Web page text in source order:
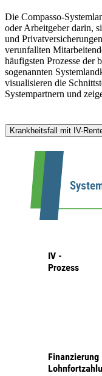
Die Compasso-
oder Arbeitgeber darin,
und
verunfallten
häufigsten Prozesse der
sogenannten
visualisieren die
Systempartnern und
Krankheitsfall mit IV-